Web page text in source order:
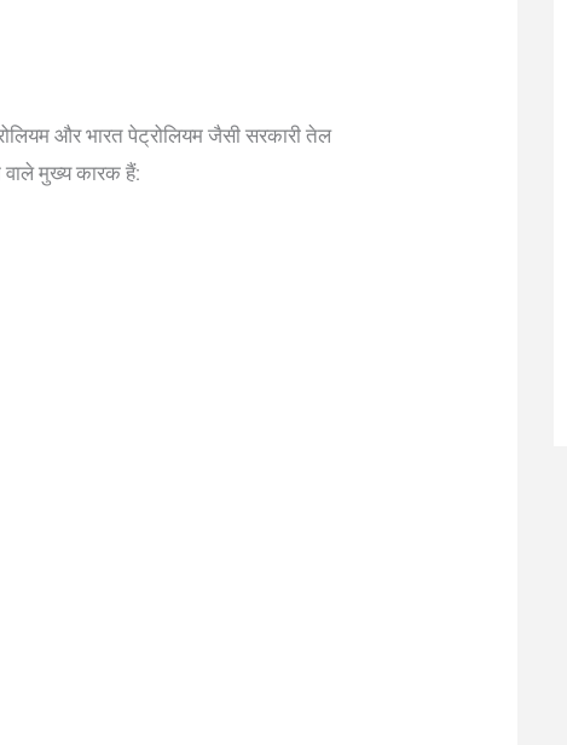
और भारत पेट्रोलियम जैसी सरकारी तेल
वाले मुख्य कारक हैं: